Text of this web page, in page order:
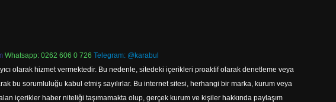
Whatsapp: 0262 606 0 726 Telegram: @karabul
olarak hizmet vermektedir. Bu nedenle, sitedeki içerikleri proaktif olarak denetleme veya
bu sorumluluğu kabul etmiş sayılırlar. Bu internet sitesi, herhangi bir marka, kurum veya
içerikler haber niteliği taşımamakta olup, gerçek kurum ve kişiler hakkında paylaşım